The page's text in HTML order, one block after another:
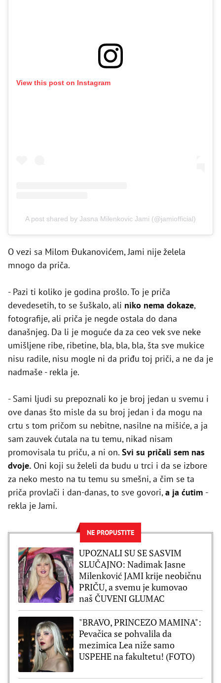
View this post on Instagram
A post shared by Jasna Milenkovic Jami (@jamiofficial)
O vezi sa Milom Đukanovićem, Jami nije želela
mnogo da priča.
- Pazi ti koliko je godina prošlo. To je priča
devedesetih, to se šuškalo, ali niko nema dokaze,
fotografije, ali priča je negde ostala do dana
današnjeg. Da li je moguće da za ceo vek sve neke
umišljene ribe, ribetine, bla, bla, bla, šta sve mukice
nisu radile, nisu mogle ni da priđu toj priči, a ne da je
nadmaše - rekla je.
- Sami ljudi su prepoznali ko je broj jedan u svemu i
ove danas što misle da su broj jedan i da mogu na
crtu s tom pričom su nebitne, nasilne na mišiće, a ja
sam zauvek ćutala na tu temu, nikad nisam
promovisala tu priču, a ni on. Svi su pričali sem nas
dvoje. Oni koji su želeli da budu u trci i da se izbore
za neko mesto na tu temu su smešni, a čim se ta
priča provlači i dan-danas, to sve govori,a ja ćutim -
rekla je Jami.
NE PROPUSTITE
UPOZNALI SU SE SASVIM
SLUČAJNO: Nadimak Jasne
Milenković JAMI krije neobičnu
PRIČU, a svemu je kumovao
naš ČUVENI GLUMAC
"BRAVO, PRINCEZO MAMINA":
Pevačica se pohvalila da
mezimica Lea niže samo
USPEHE na fakultetu! (FOTO)